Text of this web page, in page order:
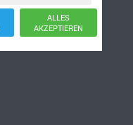
ALLES
AKZEPTIEREN